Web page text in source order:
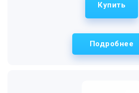
Подробнее
Купить